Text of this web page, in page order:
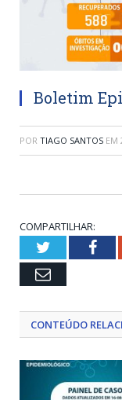
Boletim
POR TIAGO SANTOS EM
COMPARTILHAR:
Twitter
Email
CONTEÚDO